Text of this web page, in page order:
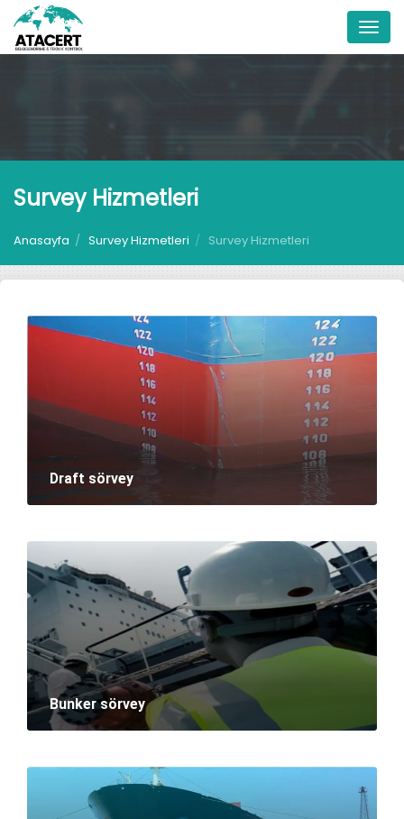
Menu
Survey Hizmetleri
Anasayfa Survey Hizmetleri Survey Hizmetleri
Draft sörvey
Bunker sörvey